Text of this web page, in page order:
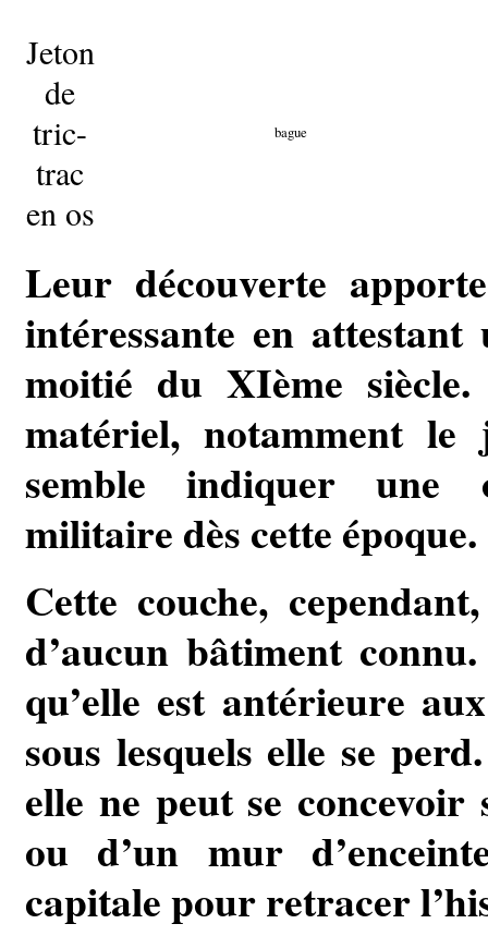
Jeton
de
tric-
trac
en os
bague
Leur découverte
intéressante en
moitié du XIème
matériel, notamment
semble indiquer une
militaire dès cette époque.
Cette couche,
d’aucun bâtiment
qu’elle est antérieure
sous lesquels elle se
elle ne peut se concevoir
ou d’un mur
capitale pour retracer